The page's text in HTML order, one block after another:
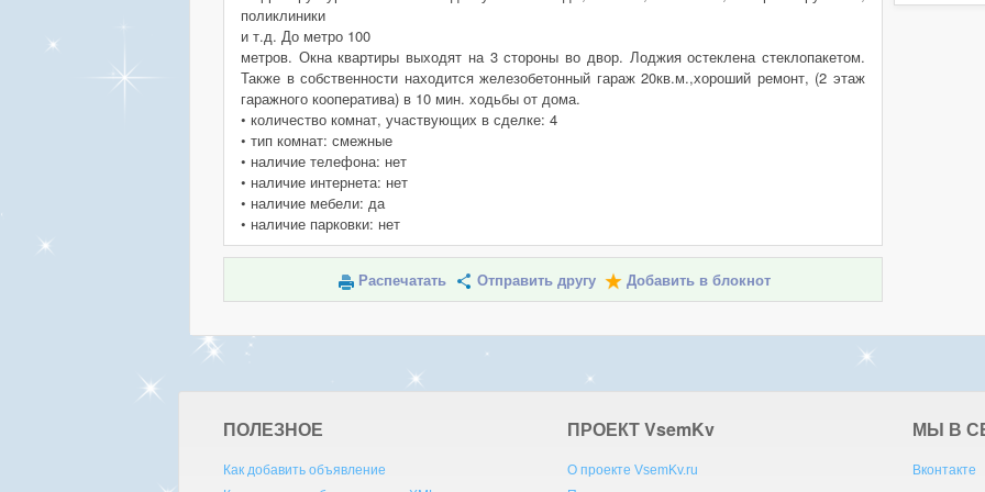
поликлиники
и т.д. До метро 100
метров. Окна квартиры выходят на 3 стороны во двор. Лоджия остеклена стеклопакетом.
Также в собственности находится железобетонный гараж 20кв.м.,хороший ремонт, (2 этаж
гаражного кооператива) в 10 мин. ходьбы от дома.
• количество комнат, участвующих в сделке: 4
• тип комнат: смежные
• наличие телефона: нет
• наличие интернета: нет
• наличие мебели: да
• наличие парковки: нет
Распечатать Отправить другу Добавить в блокнот
ПОЛЕЗНОЕ
Как добавить объявление
ПРОЕКТ VsemKv
О проекте VsemKv.ru
МЫ В
Вконтакте